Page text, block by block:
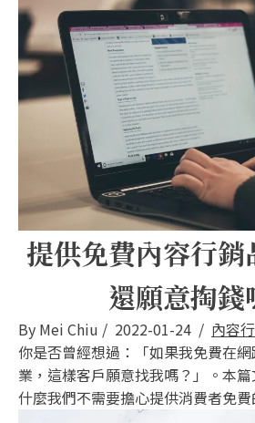
提供免費內容行銷
還願意掏錢
By Mei Chiu / 2022-01-24 / 內容
你是否曾經想過：「如果我免費在
業，這樣客戶願意找我嗎？」。本
什麼我們不需要擔心提供消費者免費